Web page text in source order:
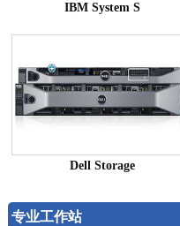
IBM System S
Dell Storage
专业工作站